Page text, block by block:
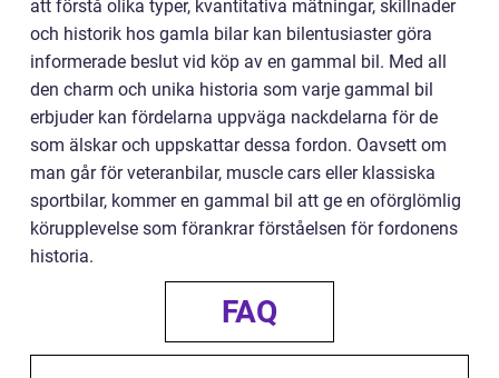
att förstå olika typer, kvantitativa mätningar, skillnader
och historik hos gamla bilar kan bilentusiaster göra
informerade beslut vid köp av en gammal bil. Med all
den charm och unika historia som varje gammal bil
erbjuder kan fördelarna uppväga nackdelarna för de
som älskar och uppskattar dessa fordon. Oavsett om
man går för veteranbilar, muscle cars eller klassiska
sportbilar, kommer en gammal bil att ge en oförglömlig
körupplevelse som förankrar förståelsen för fordonens
historia.
FAQ